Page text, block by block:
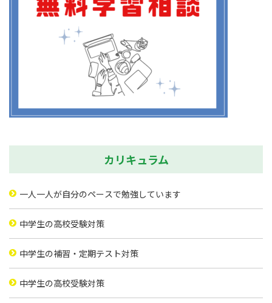
カリキュラム
一人一人が自分のペースで勉強しています
中学生の高校受験対策
中学生の補習・定期テスト対策
中学生の高校受験対策